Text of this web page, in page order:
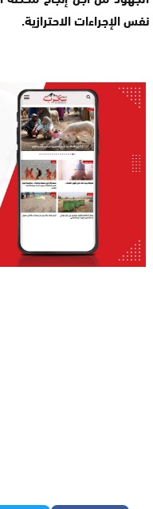
نفس الإجراءات الاحترازية.